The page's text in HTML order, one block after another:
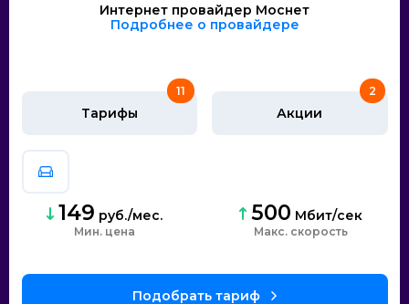
Интернет провайдер Моснет
Подробнее о провайдере
Тарифы
11
Акции
2
149 руб./мес.
Мин. цена
500 Мбит/сек
скорость